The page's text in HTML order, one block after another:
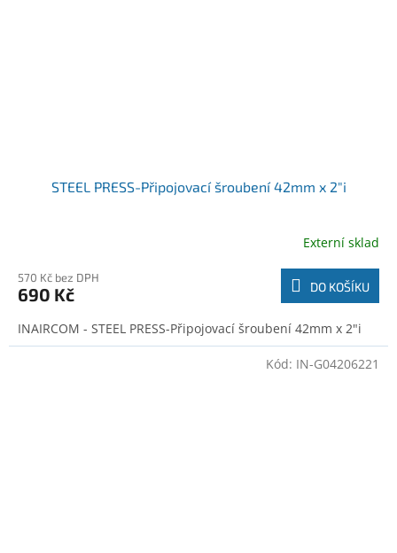
STEEL PRESS-Připojovací šroubení 42mm x 2"i
Externí sklad
570 Kč bez DPH
690 Kč DO KOŠÍKU
INAIRCOM - STEEL PRESS-Připojovací šroubení 42mm x 2"i
Kód: IN-G04206221